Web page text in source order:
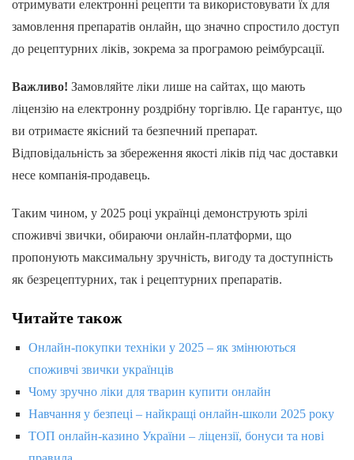
отримувати електронні рецепти та використовувати їх для
замовлення препаратів онлайн, що значно спростило доступ
до рецептурних ліків, зокрема за програмою реімбурсації.
Важливо! Замовляйте ліки лише на сайтах, що мають
ліцензію на електронну роздрібну торгівлю. Це гарантує, що
ви отримаєте якісний та безпечний препарат.
Відповідальність за збереження якості ліків під час доставки
несе компанія-продавець.
Таким чином, у 2025 році українці демонструють зрілі
споживчі звички, обираючи онлайн-платформи, що
пропонують максимальну зручність, вигоду та доступність
як безрецептурних, так і рецептурних препаратів.
Читайте також
Онлайн‑покупки техніки у 2025 – як змінюються
споживчі звички українців
Чому зручно ліки для тварин купити онлайн
Навчання у безпеці – найкращі онлайн-школи 2025 року
ТОП онлайн-казино України – ліцензії, бонуси та нові